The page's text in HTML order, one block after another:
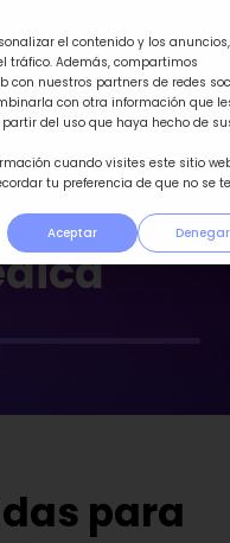
el contenido y los anuncios,
tráfico. Además, compartimos
con nuestros partners de redes
con otra información que
del uso que haya hecho de
cuando visites este sitio
tu preferencia de que no se
Aceptar Denegar
para